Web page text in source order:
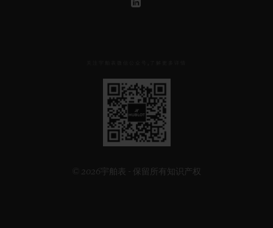
见
下
方
二
维
码
© 2026宇舶表 - 保留所有知识产权